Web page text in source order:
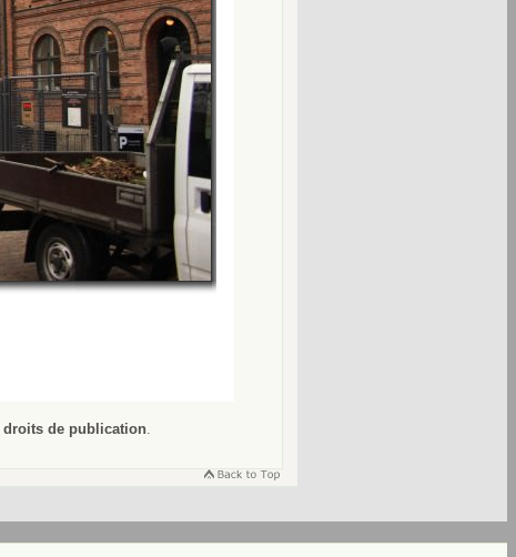
droits de publication.